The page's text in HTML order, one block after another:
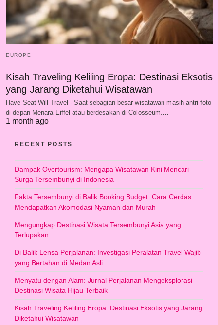
EUROPE
Kisah Traveling Keliling Eropa: Destinasi Eksotis
yang Jarang Diketahui Wisatawan
Have Seat Will Travel - Saat sebagian besar wisatawan masih antri foto
di depan Menara Eiffel atau berdesakan di Colosseum,…
1 month ago
RECENT POSTS
Dampak Overtourism: Mengapa Wisatawan Kini Mencari
Surga Tersembunyi di Indonesia
Fakta Tersembunyi di Balik Booking Budget: Cara Cerdas
Mendapatkan Akomodasi Nyaman dan Murah
Mengungkap Destinasi Wisata Tersembunyi Asia yang
Terlupakan
Di Balik Lensa Perjalanan: Investigasi Peralatan Travel Wajib
yang Bertahan di Medan Asli
Menyatu dengan Alam: Jurnal Perjalanan Mengeksplorasi
Destinasi Wisata Hijau Terbaik
Kisah Traveling Keliling Eropa: Destinasi Eksotis yang Jarang
Diketahui Wisatawan